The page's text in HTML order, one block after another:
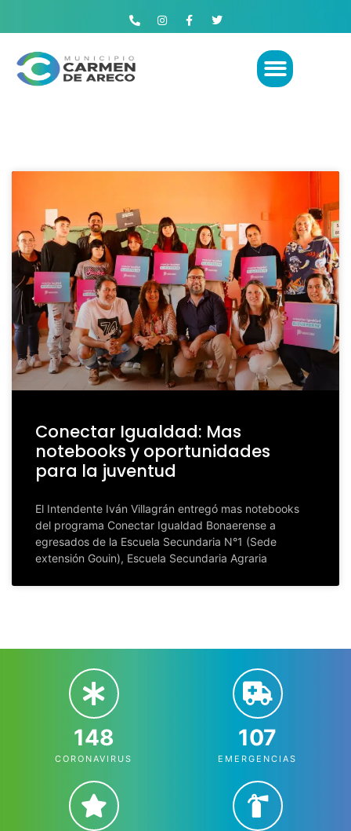
Conectar Igualdad: Mas
notebooks y oportunidades
para la juventud
El Intendente Iván Villagrán entregó mas notebooks
del programa Conectar Igualdad Bonaerense a
egresados de la Escuela Secundaria N°1 (Sede
extensión Gouin), Escuela Secundaria Agraria
148
CORONAVIRUS
107
EMERGENCIAS